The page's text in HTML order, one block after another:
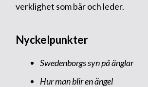
verklighet som bär och leder.
Nyckelpunkter
Swedenborgs syn på änglar
Hur man blir en ängel